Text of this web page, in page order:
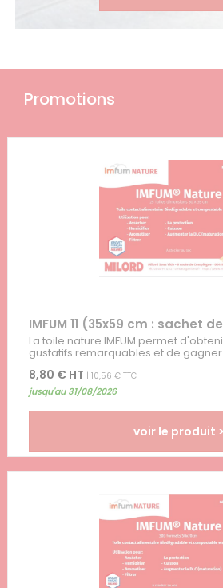
Promotions
IMFUM 11 (35x59 cm : sachet
La toile nature IMFUM permet
gustatifs remarquables et de
8,80 € HT | 10,56 € TTC
jusqu'au 31/08/2026
voir le produit >